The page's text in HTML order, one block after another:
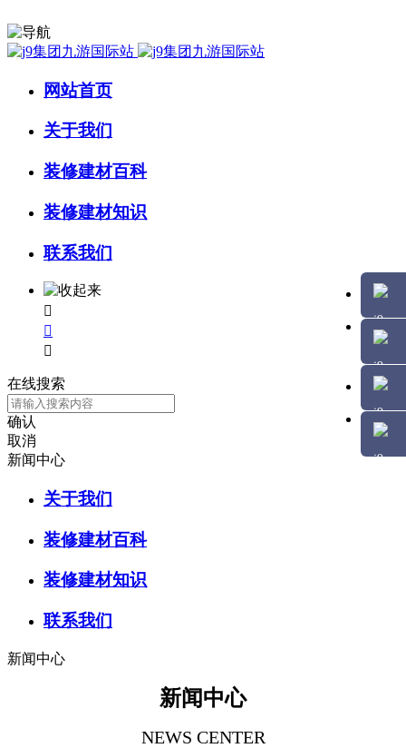
网站首页
关于我们
装修建材百科
装修建材知识
联系我们



在线搜索
确认
取消
新闻中心
关于我们
装修建材百科
装修建材知识
联系我们
新闻中心
新闻中心
NEWS CENTER